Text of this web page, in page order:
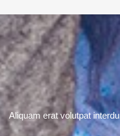
Aliquam erat volutpat